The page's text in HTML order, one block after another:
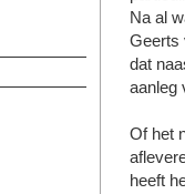
Na al
Geerts
dat
aanleg
Of het
heeft